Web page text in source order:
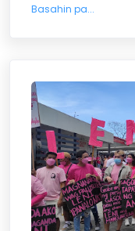
Basahin pa...